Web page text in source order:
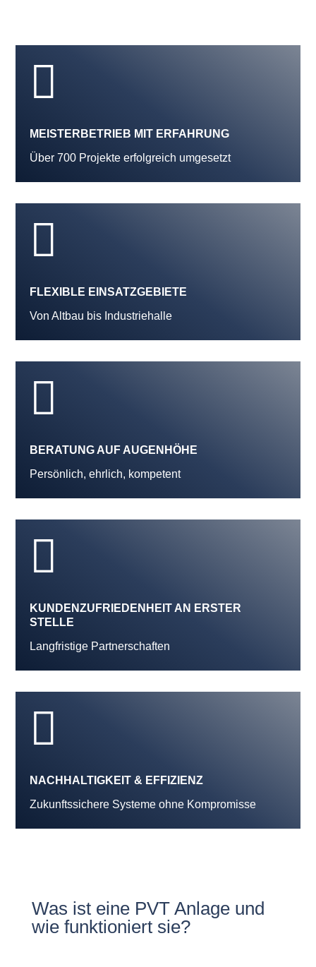

MEISTERBETRIEB MIT ERFAHRUNG
Über 700 Projekte erfolgreich umgesetzt

FLEXIBLE EINSATZGEBIETE
Von Altbau bis Industriehalle

BERATUNG AUF AUGENHÖHE
Persönlich, ehrlich, kompetent

KUNDENZUFRIEDENHEIT AN ERSTER
STELLE
Langfristige Partnerschaften

NACHHALTIGKEIT & EFFIZIENZ
Zukunftssichere Systeme ohne Kompromisse
Was ist eine PVT Anlage und
wie funktioniert sie?